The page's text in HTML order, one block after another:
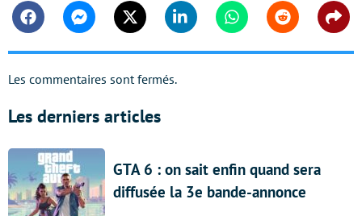
FacebookMessengerTwitter Linkedin WhatsappReddit
Les commentaires sont fermés.
Les derniers articles
GTA 6 : on sait enfin quand sera
diffusée la 3e bande-annonce